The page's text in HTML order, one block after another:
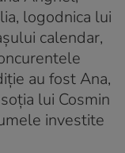
logodnica lui
calendar,
au fost Ana,
lui Cosmin
investite